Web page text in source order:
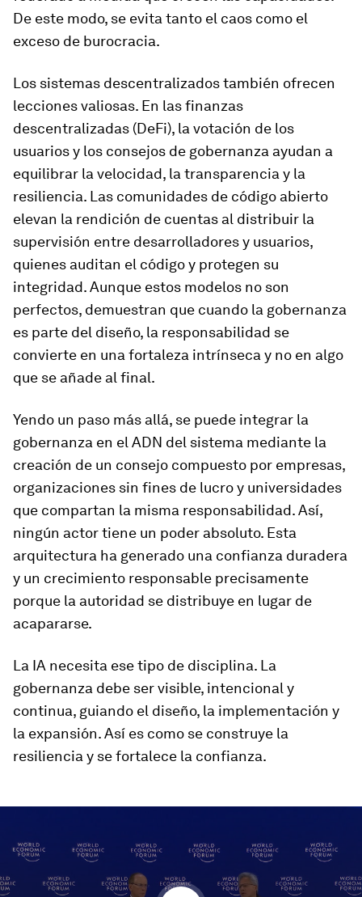
De este modo, se evita tanto el caos como el
exceso de burocracia.
Los sistemas descentralizados también ofrecen
lecciones valiosas. En las finanzas
descentralizadas (DeFi), la votación de los
usuarios y los consejos de gobernanza ayudan a
equilibrar la velocidad, la transparencia y la
resiliencia. Las comunidades de código abierto
elevan la rendición de cuentas al distribuir la
supervisión entre desarrolladores y usuarios,
quienes auditan el código y protegen su
integridad. Aunque estos modelos no son
perfectos, demuestran que cuando la gobernanza
es parte del diseño, la responsabilidad se
convierte en una fortaleza intrínseca y no en algo
que se añade al final.
Yendo un paso más allá, se puede integrar la
gobernanza en el ADN del sistema mediante la
creación de un consejo compuesto por empresas,
organizaciones sin fines de lucro y universidades
que compartan la misma responsabilidad. Así,
ningún actor tiene un poder absoluto. Esta
arquitectura ha generado una confianza duradera
y un crecimiento responsable precisamente
porque la autoridad se distribuye en lugar de
acapararse.
La IA necesita ese tipo de disciplina. La
gobernanza debe ser visible, intencional y
continua, guiando el diseño, la implementación y
la expansión. Así es como se construye la
resiliencia y se fortalece la confianza.
minutes,
31
seconds